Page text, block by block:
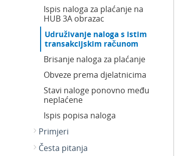
Ispis naloga za plaćanje na
HUB 3A obrazac
Udruživanje naloga s istim
transakcijskim računom
Brisanje naloga za plaćanje
Obveze prema djelatnicima
Stavi naloge ponovno među
neplaćene
Ispis popisa naloga
Primjeri
Česta pitanja